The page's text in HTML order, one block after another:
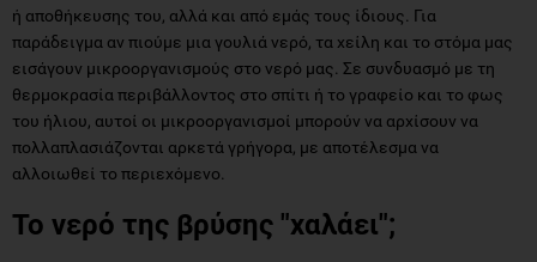
ή αποθήκευσης του, αλλά και από εμάς τους ίδιους. Για
παράδειγμα αν πιούμε μια γουλιά νερό, τα χείλη και το στόμα μας
εισάγουν μικροοργανισμούς στο νερό μας. Σε συνδυασμό με τη
θερμοκρασία περιβάλλοντος στο σπίτι ή το γραφείο και το φως
του ήλιου, αυτοί οι μικροοργανισμοί μπορούν να αρχίσουν να
πολλαπλασιάζονται αρκετά γρήγορα, με αποτέλεσμα να
αλλοιωθεί το περιεχόμενο.
Το νερό της βρύσης "χαλάει";